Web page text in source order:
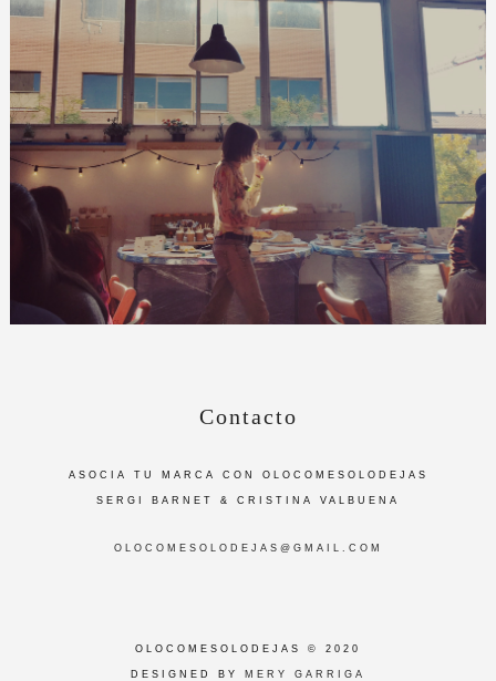
Contacto
ASOCIA TU MARCA CON OLOCOMESOLODEJAS
SERGI BARNET & CRISTINA VALBUENA
OLOCOMESOLODEJAS@GMAIL.COM
OLOCOMESOLODEJAS © 2020
DESIGNED BY MERY GARRIGA